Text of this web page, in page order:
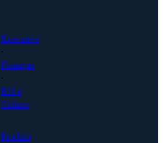
Executivo
·
Finanças
·
RH e
Cultura
Produto